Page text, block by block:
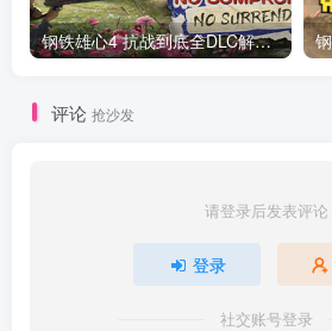
钢铁雄心4 抗战到底全DLC解锁补丁免费分享 1.17最新版2025
评论 抢沙发
请登录后发表评论
登录
社交账号登录